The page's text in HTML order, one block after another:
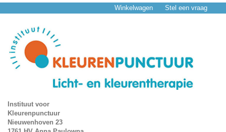
Winkelwagen Stel een vraag
Instituut voor
Kleurenpunctuur
Nieuwenhoven 23